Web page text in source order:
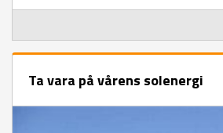
Ta vara på vårens solenergi